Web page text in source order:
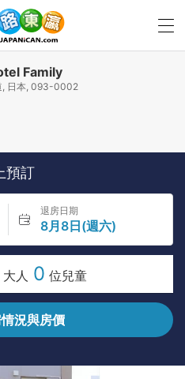
Family
, 日本, 093-0002
預訂
退房日期
8月8日(週六)
大人 0 位兒童
況與房價